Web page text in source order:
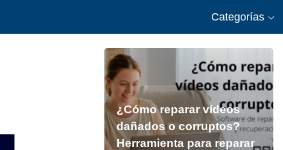
Categorías
¿Cómo reparar vídeos
dañados o corruptos?
Herramienta para reparar